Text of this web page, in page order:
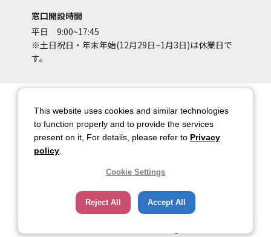
窓口開設時間
平日 9:00~17:45
※土日祝日・年末年始(12月29日~1月3日)は休業日で
す。
アカウントポリシー
個人情報保護方針
著作権について
お問い合わせ
都庁総合ページへのリンク
トップページ
This website uses cookies and similar technologies
to function properly and to provide the services
present on it, For details, please refer to Privacy
policy
Cookie Settings
Reject All Accept All